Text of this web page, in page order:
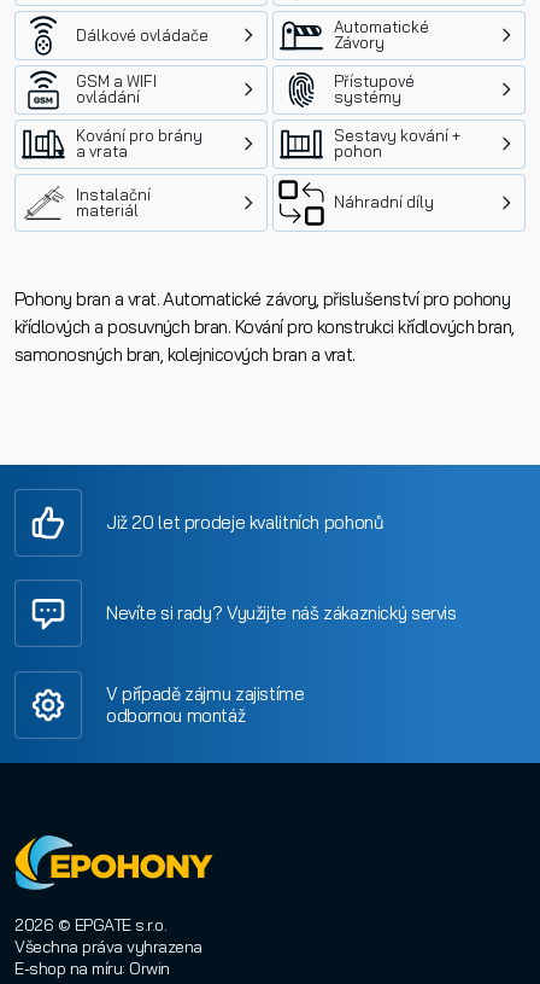
Dálkové ovládače
Automatické
Závory
GSM a WIFI
ovládání
Přístupové
systémy
Kování pro brány
a vrata
Sestavy kování +
pohon
Instalační
materiál
Náhradní díly
Pohony bran a vrat. Automatické závory, přislušenství pro pohony
křídlových a posuvných bran. Kování pro konstrukci křídlových bran,
samonosných bran, kolejnicových bran a vrat.
Již 20 let prodeje kvalitních pohonů
Nevíte si rady? Využijte náš zákaznický servis
V případě zájmu zajistíme
odbornou montáž
2026 © EPGATE s.r.o.
Všechna práva vyhrazena
E-shop na míru: Orwin